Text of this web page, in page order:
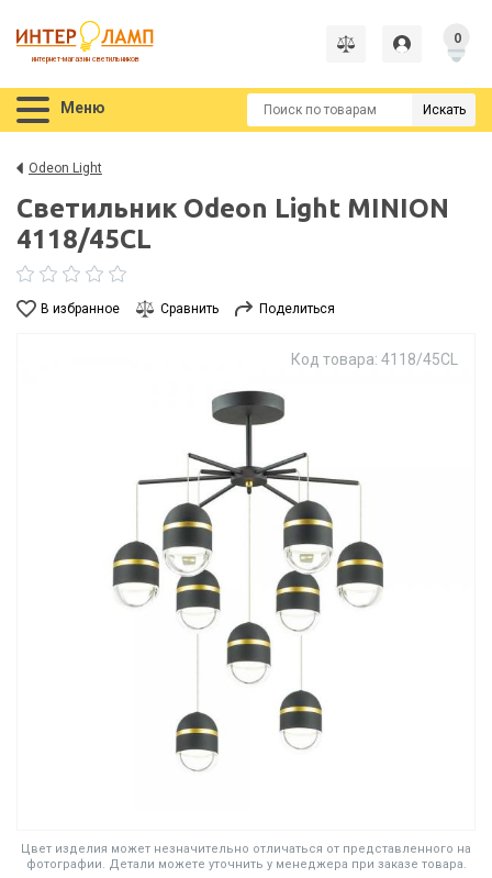
интернет-магазин светильников
0
Меню Искать
Odeon Light
Светильник Odeon Light MINION
4118/45CL
В избранное Сравнить Поделиться
Код товара: 4118/45CL
Цвет изделия может незначительно отличаться от представленного на
фотографии. Детали можете уточнить у менеджера при заказе товара.